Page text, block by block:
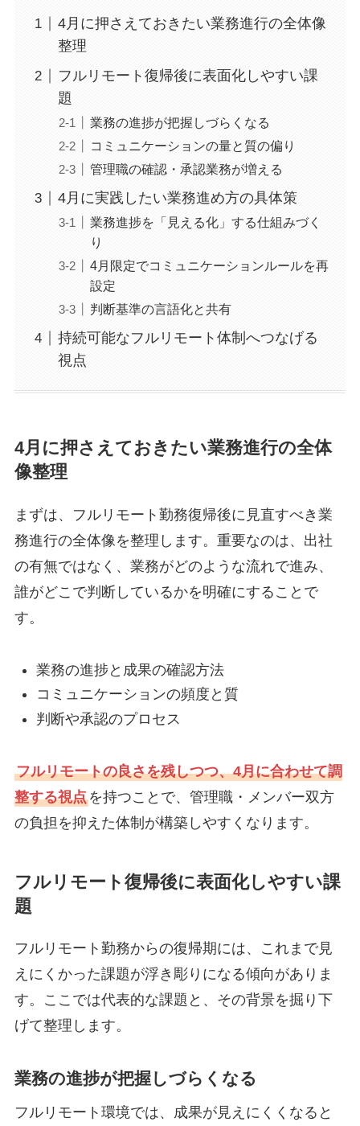
4月に押さえておきたい業務進行の全体像
整理
フルリモート復帰後に表面化しやすい課
題
業務の進捗が把握しづらくなる
コミュニケーションの量と質の偏り
管理職の確認・承認業務が増える
4月に実践したい業務進め方の具体策
業務進捗を「見える化」する仕組みづく
り
4月限定でコミュニケーションルールを再
設定
判断基準の言語化と共有
持続可能なフルリモート体制へつなげる
視点
4月に押さえておきたい業務進行の全体
像整理
まずは、フルリモート勤務復帰後に見直すべき業
務進行の全体像を整理します。重要なのは、出社
の有無ではなく、業務がどのような流れで進み、
誰がどこで判断しているかを明確にすることで
す。
業務の進捗と成果の確認方法
コミュニケーションの頻度と質
判断や承認のプロセス
フルリモートの良さを残しつつ、4月に合わせて調
整する視点を持つことで、管理職・メンバー双方
の負担を抑えた体制が構築しやすくなります。
フルリモート復帰後に表面化しやすい課
題
フルリモート勤務からの復帰期には、これまで見
えにくかった課題が浮き彫りになる傾向がありま
す。ここでは代表的な課題と、その背景を掘り下
げて整理します。
業務の進捗が把握しづらくなる
フルリモート環境では、成果が見えにくくなると